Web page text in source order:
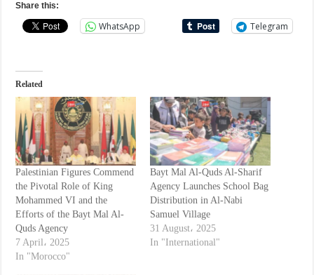
Share this:
WhatsApp Telegram
Related
Palestinian Figures Commend
the Pivotal Role of King
Mohammed VI and the
Efforts of the Bayt Mal Al-
Quds Agency
7 April، 2025
In "Morocco"
Bayt Mal Al-Quds Al-Sharif
Agency Launches School Bag
Distribution in Al-Nabi
Samuel Village
31 August، 2025
In "International"